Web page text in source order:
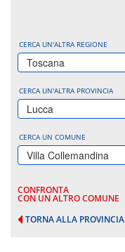
CERCA UN'ALTRA REGIONE
Toscana
CERCA UN'ALTRA PROVINCIA
Lucca
CERCA UN COMUNE
Villa Collemandina
CONFRONTA
CON UN ALTRO COMUNE
TORNA ALLA PROVINCIA